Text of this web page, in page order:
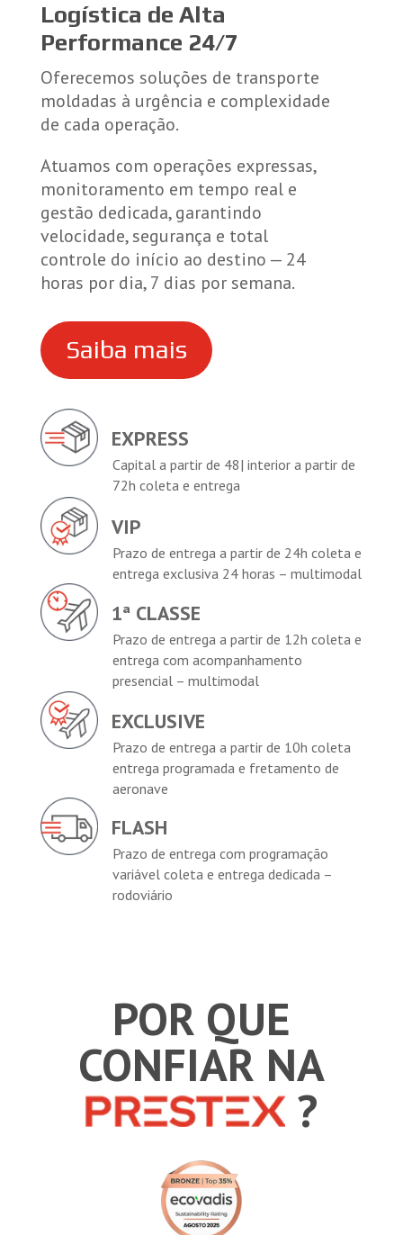
Logística de Alta
Performance 24/7
Oferecemos soluções de transporte
moldadas à urgência e complexidade
de cada operação.
Atuamos com operações expressas,
monitoramento em tempo real e
gestão dedicada, garantindo
velocidade, segurança e total
controle do início ao destino — 24
horas por dia, 7 dias por semana.
Saiba mais
EXPRESS
Capital a partir de 48| interior a partir de
72h coleta e entrega
VIP
Prazo de entrega a partir de 24h coleta e
entrega exclusiva 24 horas – multimodal
1ª CLASSE
Prazo de entrega a partir de 12h coleta e
entrega com acompanhamento
presencial – multimodal
EXCLUSIVE
Prazo de entrega a partir de 10h coleta
entrega programada e fretamento de
aeronave
FLASH
Prazo de entrega com programação
variável coleta e entrega dedicada –
rodoviário
POR QUE
CONFIAR NA
?